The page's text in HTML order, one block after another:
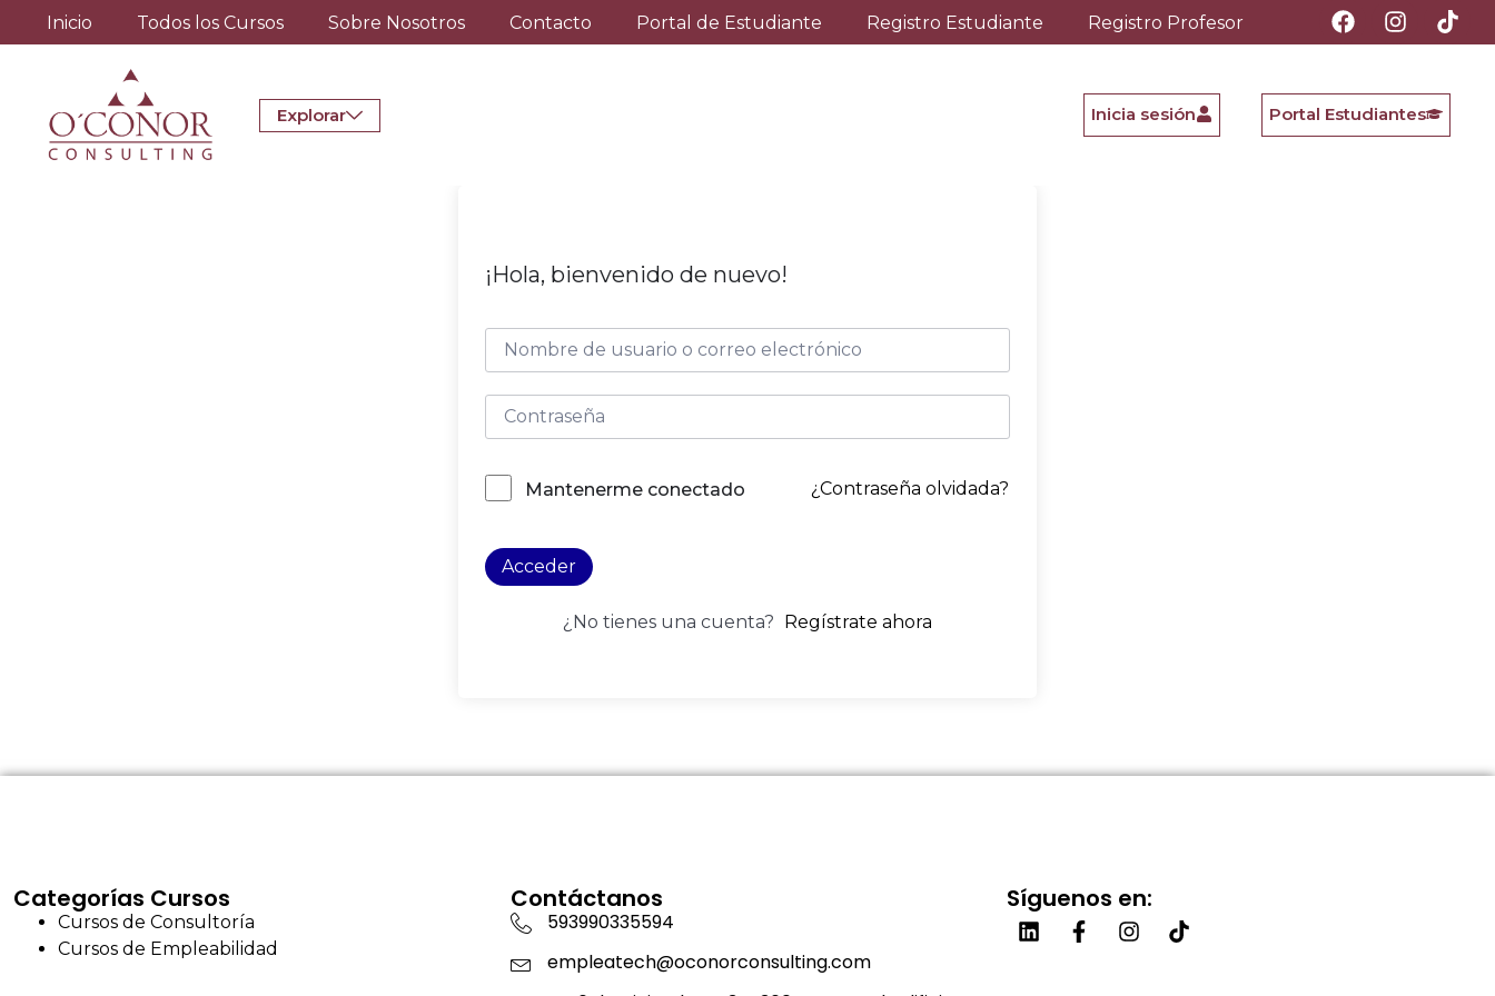
Inicio Todos los Cursos Sobre Nosotros Contacto Portal de Estudiante Registro Estudiante Registro Profesor
Explorar Inicia sesión Portal Estudiantes
¡Hola, bienvenido de nuevo!
Mantenerme conectado ¿Contraseña olvidada?
Acceder
¿No tienes una cuenta? Regístrate ahora
Categorías Cursos
Cursos de Consultoría
Cursos de Empleabilidad
Contáctanos
593990335594
empleatech@oconorconsulting.com
Síguenos en: